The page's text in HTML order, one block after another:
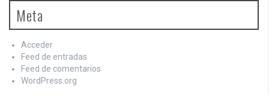
Meta
Acceder
Feed de entradas
Feed de comentarios
WordPress.org